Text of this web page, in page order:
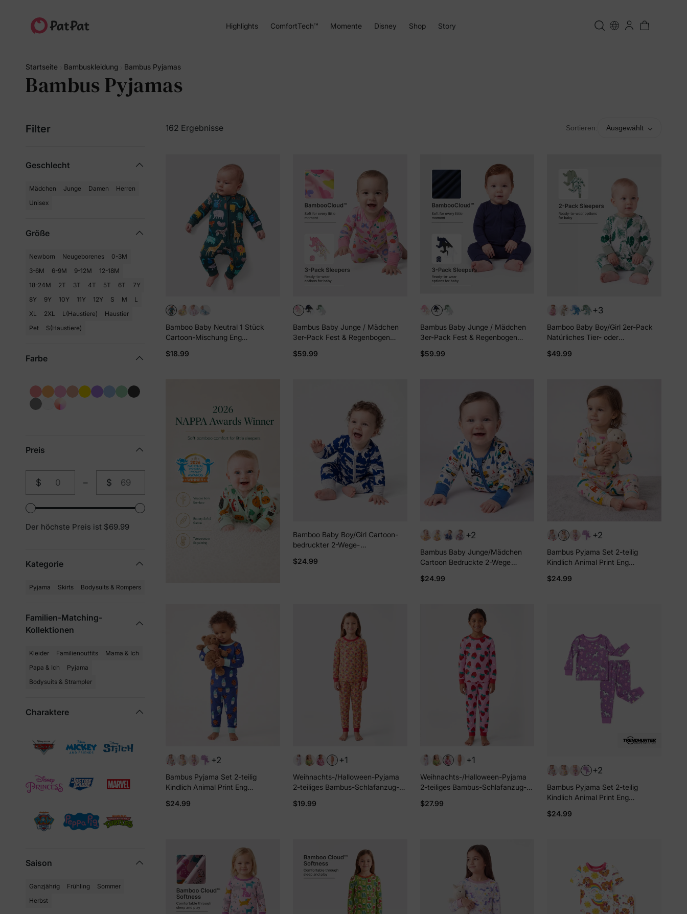
Highlights ComfortTech™ Momente Disney Shop Story
Startseite Bambuskleidung Bambus Pyjamas
Bambus Pyjamas
162 Ergebnisse Sortieren: Ausgewählt
Filter
Geschlecht
Mädchen Junge Damen
Herren
Unisex
Größe
Newborn Neugeborenes
0-3M
3-6M
6-9M 9-12M
12-18M
18-24M
2T 3T 4T 5T 6T
7Y
8Y
9Y 10Y 11Y 12Y S M
L
XL
2XL L(Haustiere)
Haustier
Pet
S(Haustiere)
Farbe
Preis
$
Von
– $
An
Der höchste Preis ist $69.99
Kategorie
Pyjama Skirts Bodysuits & Rompers
Familien-Matching-
Kollektionen
Kleider Familienoutfits
Mama & Ich
Papa & Ich
Pyjama
Bodysuits & Strampler
Charaktere
Saison
Ganzjährig Frühling
Sommer
Herbst
Bamboo Baby Neutral 1 Stück
Cartoon-Mischung Eng
Fußloser Schlafanzug Dunkelgrün
$18.99
Bambus Baby Junge / Mädchen
3er-Pack Fest & Regenbogen
Strampler Anti-Rutsch
$59.99
Bambus Baby Junge / Mädchen
3er-Pack Fest & Regenbogen
Strampler Anti-Rutsch
$59.99
+3
Bamboo Baby Boy/Girl 2er-Pack
Natürliches Tier- oder
mit 2-Wege-Reißverschluss und
$49.99
Bamboo Baby Boy/Girl Cartoon-
bedruckter 2-Wege-
Rutsch Langarm-Footie Tiefblau
$24.99
+2
Bambus Baby Junge/Mädchen
Cartoon Bedruckte 2-Wege
Rutsch Langarm Fußteil Blau
$24.99
+2
Bambus Pyjama Set 2-teilig
Kindlich Animal Print Eng
Baby/Kleinkind Aprikose
$24.99
+2
Bambus Pyjama Set 2-teilig
Kindlich Animal Print Eng
Baby/Kleinkind blau
$24.99
+1
Weihnachts-/Halloween-Pyjama
2-teiliges Bambus-Schlafanzug-
Kleinkinder / Mädchen (Eng
$19.99
+1
Weihnachts-/Halloween-Pyjama
2-teiliges Bambus-Schlafanzug-
Kleinkinder / Mädchen (eng
$27.99
+2
Bambus Pyjama Set 2-teilig
Kindlich Animal Print Eng
Baby/Kleinkind lila
$24.99